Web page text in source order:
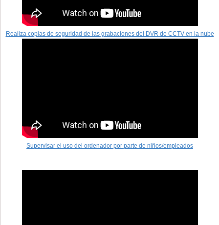
Realiza copias de seguridad de las grabaciones del DVR de CCTV en la nube
Supervisar el uso del ordenador por parte de niños/empleados